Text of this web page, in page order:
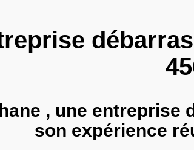
, une entreprise
son expérience